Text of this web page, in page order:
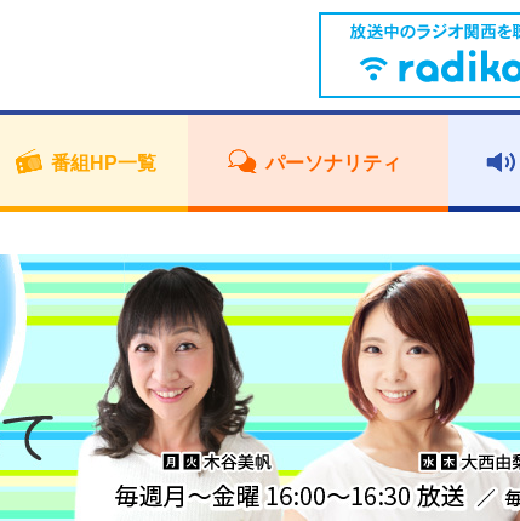
番組HP一覧 パーソナリティ